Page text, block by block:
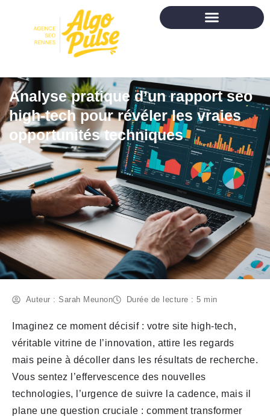
Analyse pratique d’un rapport seo
high-tech pour révéler les vraies
opportunités techniques
Auteur : Sarah Meunon Durée de lecture : 5 min
Imaginez ce moment décisif : votre site high-tech,
véritable vitrine de l’innovation, attire les regards
mais peine à décoller dans les résultats de recherche.
Vous sentez l’effervescence des nouvelles
technologies, l’urgence de suivre la cadence, mais il
plane une question cruciale : comment transformer